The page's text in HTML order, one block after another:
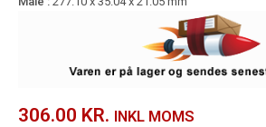
306.00 KR. INKL MOMS